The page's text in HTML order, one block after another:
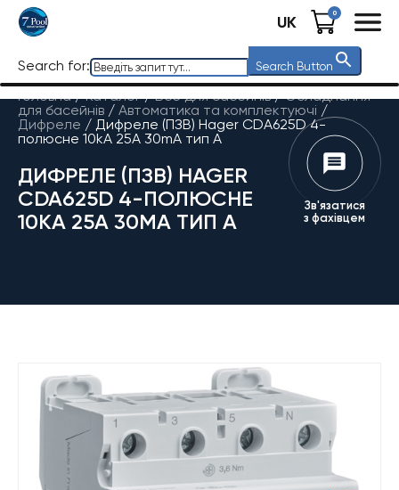
UK 0
Search for: Search Button
Головна / Каталог/Все для басейнів/Обладнання
для басейнів / Автоматика та комплектуючі /
Дифреле / Дифреле (ПЗВ) Hager CDA625D 4-
полюсне 10kА 25А 30mA тип А
ДИФРЕЛЕ (ПЗВ) HAGER
CDA625D 4-ПОЛЮСНЕ
10KА 25А 30MA ТИП А
Зв'язатися
з фахівцем